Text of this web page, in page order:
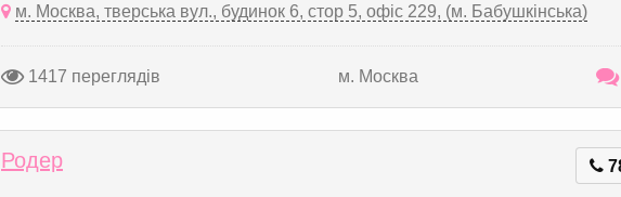
м. Москва, тверська вул., будинок 6, стор 5, офіс 229, (м. Бабушкінська)
1417 переглядів м. Москва
Родер